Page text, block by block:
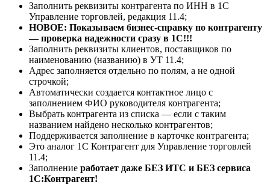
Заполнить реквизиты контрагента по ИНН в 1С
Управление торговлей, редакция 11.4;
НОВОЕ: Показываем бизнес-справку по контрагенту
— проверка надежности сразу в 1С!!!
Заполнить реквизиты клиентов, поставщиков по
наименованию (названию) в УТ 11.4;
Адрес заполняется отдельно по полям, а не одной
строчкой;
Автоматически создается контактное лицо с
заполнением ФИО руководителя контрагента;
Выбрать контрагента из списка — если с таким
названием найдено несколько контрагентов;
Поддерживается заполнение в карточке контрагента;
Это аналог 1С Контрагент для Управление торговлей
11.4;
Заполнение работает даже БЕЗ ИТС и БЕЗ сервиса
1С:Контрагент!